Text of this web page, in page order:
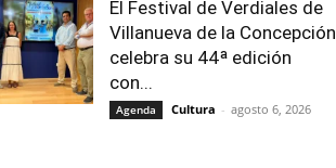
El Festival de Verdiales de
Villanueva de la Concepción
celebra su 44ª edición
con...
Agenda Cultura - agosto 6, 2026